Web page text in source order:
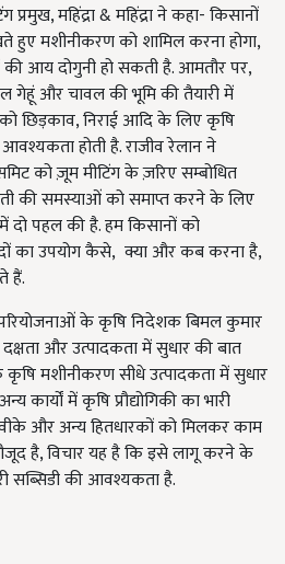
महिंद्रा & महिंद्रा ने कहा- किसानों
मशीनीकरण को शामिल करना होगा,
आय दोगुनी हो सकती है. आमतौर पर,
गेहूं और चावल की भूमि की तैयारी में
छिड़काव, निराई आदि के लिए कृषि
होती है. राजीव रेलान ने
को ज़ूम मीटिंग के ज़रिए सम्बोधित
की समस्याओं को समाप्त करने के लिए
दो पहल की है. हम किसानों को
का उपयोग कैसे, क्या और कब करना है,
हैं.
के कृषि निदेशक बिमल कुमार
और उत्पादकता में सुधार की बात
कृषि मशीनीकरण सीधे उत्पादकता में सुधार
कार्यों में कृषि प्रौद्योगिकी का भारी
और अन्य हितधारकों को मिलकर काम
है, विचार यह है कि इसे लागू करने के
सब्सिडी की आवश्यकता है.